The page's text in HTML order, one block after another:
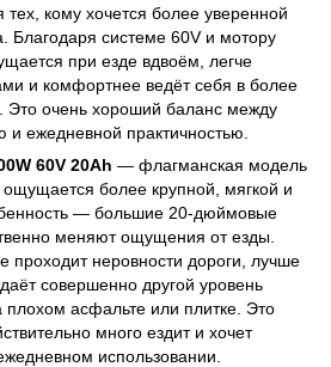
кому хочется более уверенной
Благодаря системе 60V и мотору
при езде вдвоём, легче
и комфортнее ведёт себя в более
Это очень хороший баланс между
ежедневной практичностью.
60V 20Ah — флагманская модель
ощущается более крупной, мягкой и
— большие 20-дюймовые
меняют ощущения от езды.
проходит неровности дороги, лучше
совершенно другой уровень
асфальте или плитке. Это
много ездит и хочет
использовании.